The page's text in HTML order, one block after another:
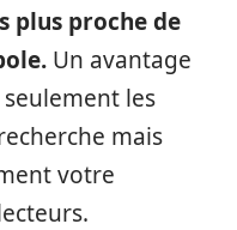
plus proche de
Un avantage
les
mais
votre